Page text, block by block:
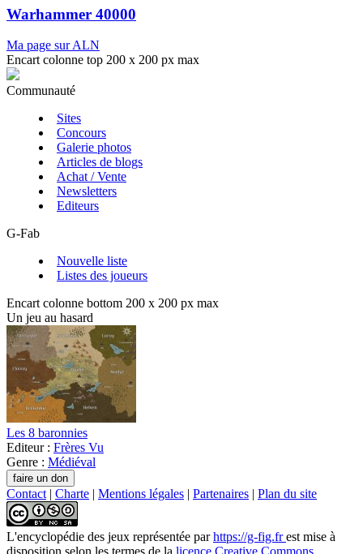
Warhammer 40000
Ma page sur ALN
Encart colonne top 200 x 200 px max
Communauté
Sites
Concours
Galerie photos
Articles de blogs
Achat / Vente
Newsletters
Editeurs
G-Fab
Nouvelle liste
Listes des joueurs
Encart colonne bottom 200 x 200 px max
Un jeu au hasard
Les 8 baronnies
Editeur : Frères Vu
Genre : Médiéval
Contact | Charte | Mentions légales | Partenaires | Plan du site
L'encyclopédie des jeux représentée parhttps://g-fig.frest mise à